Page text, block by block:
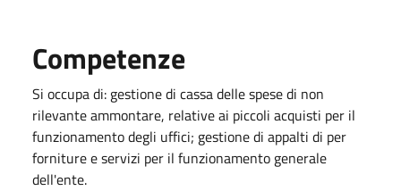
Competenze
Si occupa di: gestione di cassa delle spese di non
rilevante ammontare, relative ai piccoli acquisti per il
funzionamento degli uffici; gestione di appalti di per
forniture e servizi per il funzionamento generale
dell'ente.